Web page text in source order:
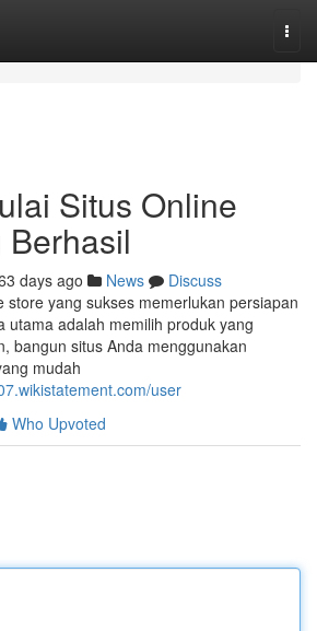
Situs Online
Berhasil
days ago News
Discuss
store yang sukses memerlukan persiapan
utama adalah memilih produk yang
bangun situs Anda menggunakan
mudah
user
Who Upvoted